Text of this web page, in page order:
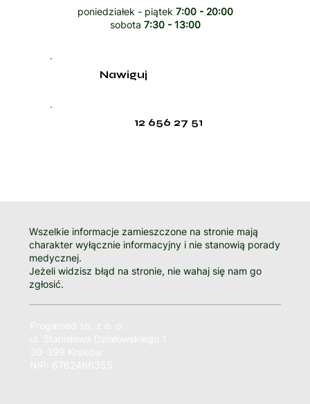
poniedziałek - piątek 7:00 - 20:00
sobota 7:30 - 13:00
12 656 27 51
Nawiguj
Wszelkie informacje zamieszczone na stronie mają
charakter wyłącznie informacyjny i nie stanowią porady
medycznej.
Jeżeli widzisz błąd na stronie, nie wahaj się nam go
zgłosić.